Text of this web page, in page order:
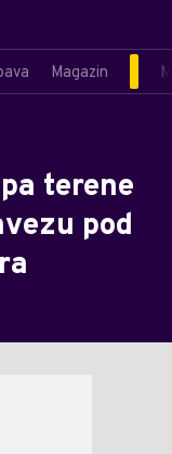
Magazin
terene
pod